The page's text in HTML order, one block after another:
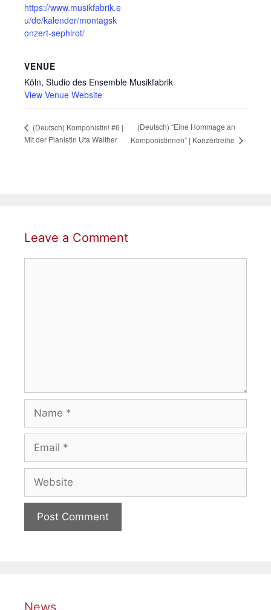
https://www.musikfabrik.e
u/de/kalender/montagsk
onzert-sephirot/
VENUE
Köln, Studio des Ensemble Musikfabrik
View Venue Website
(Deutsch) Komponistin! #6 |
Mit der Pianistin Uta Walther
(Deutsch) “Eine Hommage an
Komponistinnen” | Konzertreihe
Leave a Comment
Name
Email
Website
News